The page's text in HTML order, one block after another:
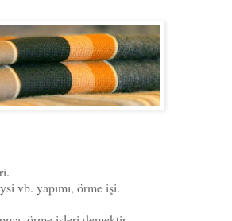
vb. yapımı, örme işi.